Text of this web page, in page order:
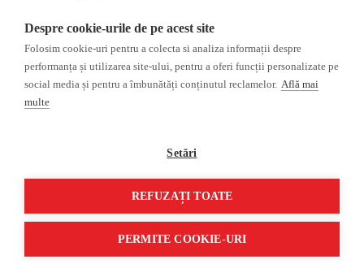
Alte subiecte
Monitor media
Multimedia
rezervate. Veridica™ este o publicație a
Asociației Alianța Internațională a
Jurnaliștilor Români.
Despre cookie-urile de pe acest site
Folosim cookie-uri pentru a colecta si analiza informații despre
performanța și utilizarea site-ului, pentru a oferi funcții personalizate pe
social media și pentru a îmbunătăți conținutul reclamelor. Află mai
multe
Setări
REFUZAȚI TOATE
PERMITE COOKIE-URI